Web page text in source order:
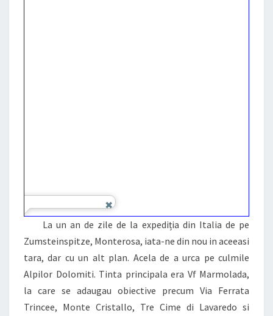
La un an de zile de la expediția din Italia de pe
Zumsteinspitze, Monterosa, iata-ne din nou in aceeasi
tara, dar cu un alt plan. Acela de a urca pe culmile
Alpilor Dolomiti. Tinta principala era Vf Marmolada,
la care se adaugau obiective precum Via Ferrata
Trincee, Monte Cristallo, Tre Cime di Lavaredo si